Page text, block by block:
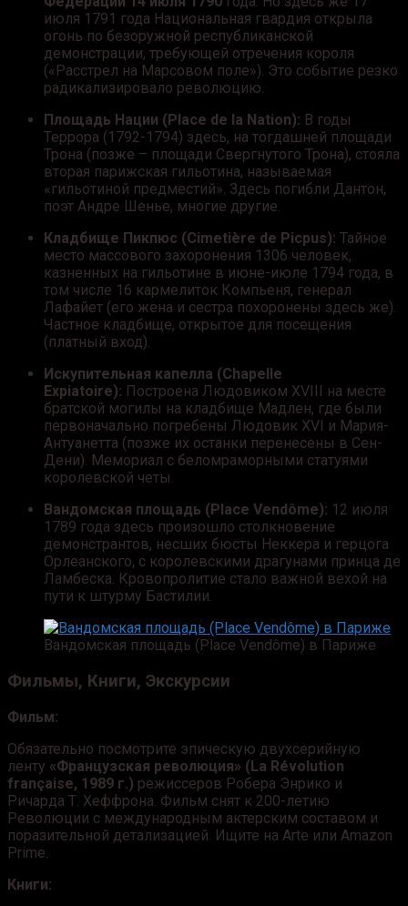
июля 1791 года Национальная гвардия открыла
огонь по безоружной республиканской
демонстрации, требующей отречения короля
(«Расстрел на Марсовом поле»). Это событие резко
радикализировало революцию.
Площадь Нации (Place de la Nation): В годы
Террора (1792-1794) здесь, на тогдашней площади
Трона (позже – площади Свергнутого Трона), стояла
вторая парижская гильотина, называемая
«гильотиной предместий». Здесь погибли Дантон,
поэт Андре Шенье, многие другие.
Кладбище Пикпюс (Cimetière de Picpus): Тайное
место массового захоронения 1306 человек,
казненных на гильотине в июне-июле 1794 года, в
том числе 16 кармелиток Компьеня, генерал
Лафайет (его жена и сестра похоронены здесь же).
Частное кладбище, открытое для посещения
(платный вход).
Искупительная капелла (Chapelle
Expiatoire): Построена Людовиком XVIII на месте
братской могилы на кладбище Мадлен, где были
первоначально погребены Людовик XVI и Мария-
Антуанетта (позже их останки перенесены в Сен-
Дени). Мемориал с беломраморными статуями
королевской четы.
Вандомская площадь (Place Vendôme): 12 июля
1789 года здесь произошло столкновение
демонстрантов, несших бюсты Неккера и герцога
Орлеанского, с королевскими драгунами принца де
Ламбеска. Кровопролитие стало важной вехой на
пути к штурму Бастилии.
Вандомская площадь (Place Vendôme) в Париже
Фильмы, Книги, Экскурсии
Фильм:
Обязательно посмотрите эпическую двухсерийную
ленту «Французская революция» (La Révolution
française, 1989 г.) режиссеров Робера Энрико и
Ричарда Т. Хеффрона. Фильм снят к 200-летию
Революции с международным актерским составом и
поразительной детализацией. Ищите на Arte или Amazon
Prime.
Книги: